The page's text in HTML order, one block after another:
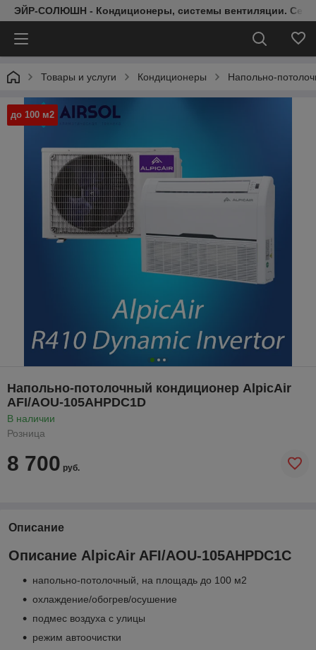
ЭЙР-СОЛЮШН - Кондиционеры, системы вентиляции.
Товары и услуги Кондиционеры Напольно-
до 100 м2
Напольно-потолочный кондиционер AlpicAir
AFI/AOU-105AHPDC1D
В наличии
Розница
8 700 руб.
Описание
Описание AlpicAir AFI/AOU-105AHPDC1С
напольно-потолочный, на площадь до 100 м2
охлаждение/обогрев/осушение
подмес воздуха с улицы
режим автоочистки